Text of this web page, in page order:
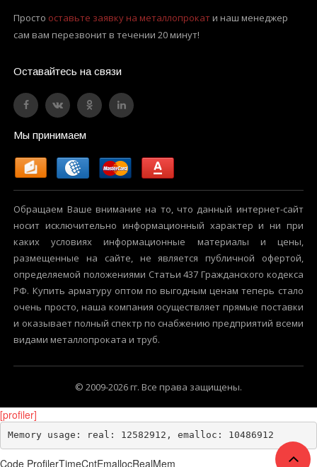
Просто оставьте заявку на металлопрокати наш менеджер
сам вам перезвонит в течении 20 минут!
Оставайтесь на связи
Мы принимаем
Обращаем Ваше внимание на то, что данный интернет-сайт
носит исключительно информационный характер и ни при
каких условиях информационные материалы и цены,
размещенные на сайте, не является публичной офертой,
определяемой положениями Статьи 437 Гражданского кодекса
РФ. Купить арматуру оптом по выгодным ценам теперь стало
очень просто, наша компания осуществляет прямые поставки
и оказывает полный спектр по снабжению предприятий всеми
видами металлопроката и труб.
© 2009-2026 гг. Все права защищены.
[profiler]
Memory usage: real: 12582912, emalloc: 10486912
Code ProfilerTimeCntEmallocRealMem